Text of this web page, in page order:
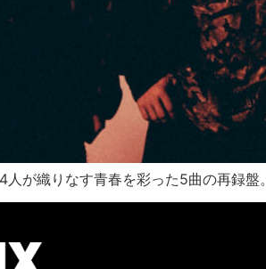
人が織りなす青春を彩った5曲の再録盤。